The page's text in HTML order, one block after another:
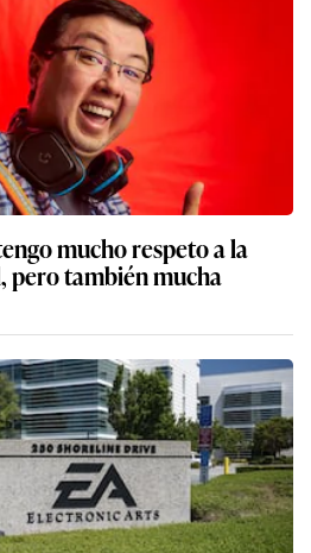
mucho respeto a la
también mucha